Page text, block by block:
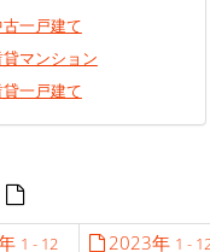
一戸建て
マンション
一戸建て
1 - 12
2023年 1 -